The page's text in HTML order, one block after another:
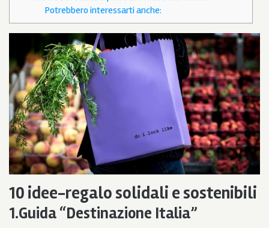
Potrebbero interessarti anche:
10 idee-regalo solidali e sostenibili
1.Guida “Destinazione Italia”